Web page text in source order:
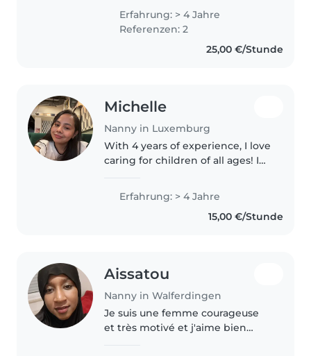
spécialisée dans
l'accompagnement des enfants
de tous âges, y compris ceux
ayant des besoins particuliers...
Erfahrung: > 4 Jahre
Referenzen: 2
25,00 €/Stunde
Michelle
Nanny in Luxemburg
With 4 years of experience, I love
caring for children of all ages! I
engaging kids through drawing,
reading, and music. Comfortable
with chores and cooking,..
Erfahrung: > 4 Jahre
15,00 €/Stunde
Aissatou
Nanny in Walferdingen
Je suis une femme courageuse
et très motivé et j'aime bien